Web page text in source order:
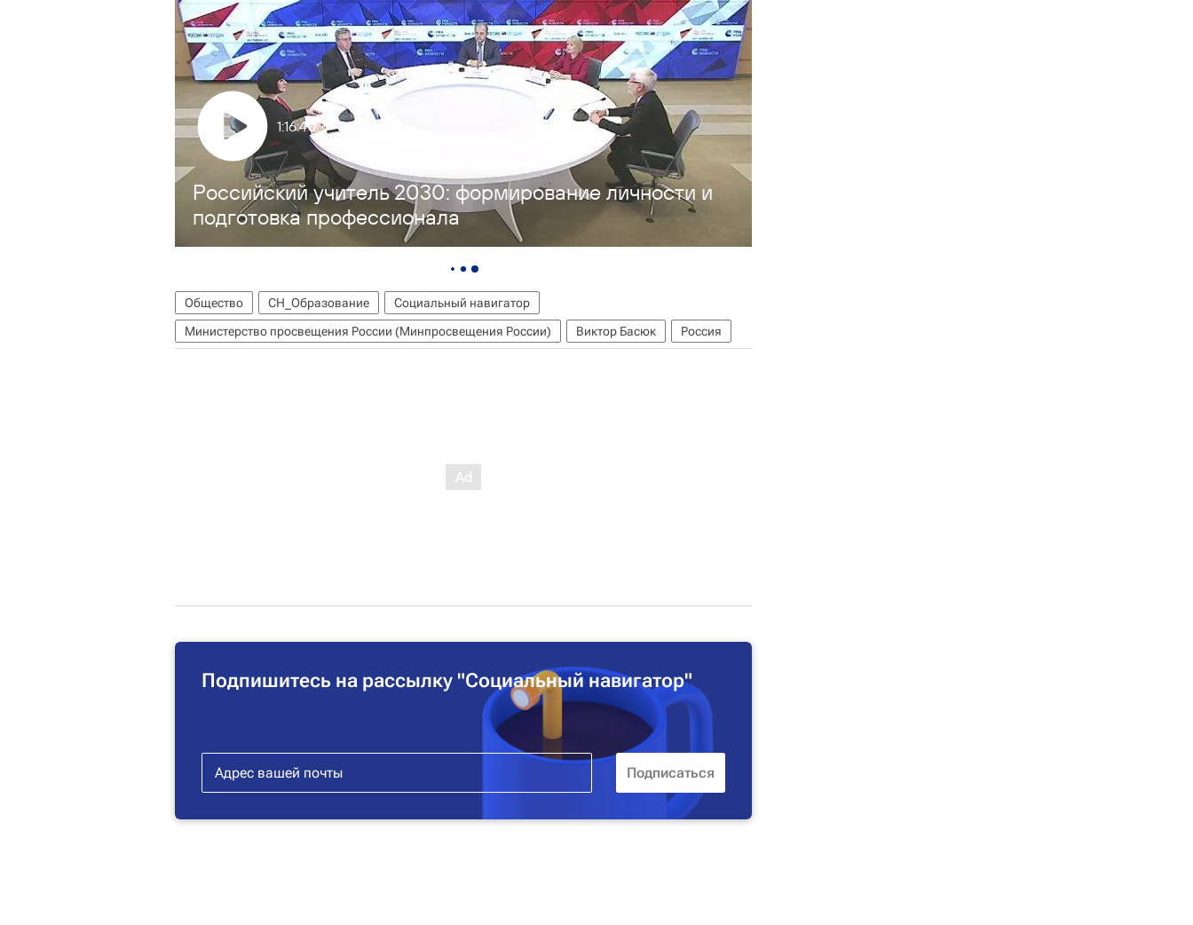
Российский учитель 2030: формирование личности и
подготовка профессионала
1:16:40
Общество СН_Образование
Социальный навигатор
Министерство просвещения России (Минпросвещения России)
Виктор Басюк Россия
Подпишитесь на рассылку "Социальный навигатор"